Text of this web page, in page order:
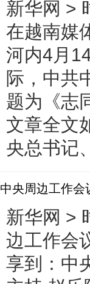
新华网 >
在越南媒
河内4月
际，中共
题为《志
文章全文
央总书
中央周边工作会
新华网 >
边工作会
享到：中